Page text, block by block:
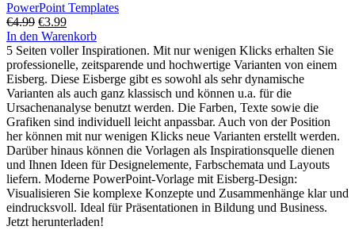
PowerPoint Templates
€4.99 Ursprünglicher
Preis
war:
€4.99
€3.99Aktueller
Preis
ist:
€3.99.
In den Warenkorb
5 Seiten voller Inspirationen. Mit nur wenigen Klicks erhalten Sie
professionelle, zeitsparende und hochwertige Varianten von einem
Eisberg. Diese Eisberge gibt es sowohl als sehr dynamische
Varianten als auch ganz klassisch und können u.a. für die
Ursachenanalyse benutzt werden. Die Farben, Texte sowie die
Grafiken sind individuell leicht anpassbar. Auch von der Position
her können mit nur wenigen Klicks neue Varianten erstellt werden.
Darüber hinaus können die Vorlagen als Inspirationsquelle dienen
und Ihnen Ideen für Designelemente, Farbschemata und Layouts
liefern. Moderne PowerPoint-Vorlage mit Eisberg-Design:
Visualisieren Sie komplexe Konzepte und Zusammenhänge klar und
eindrucksvoll. Ideal für Präsentationen in Bildung und Business.
Jetzt herunterladen!